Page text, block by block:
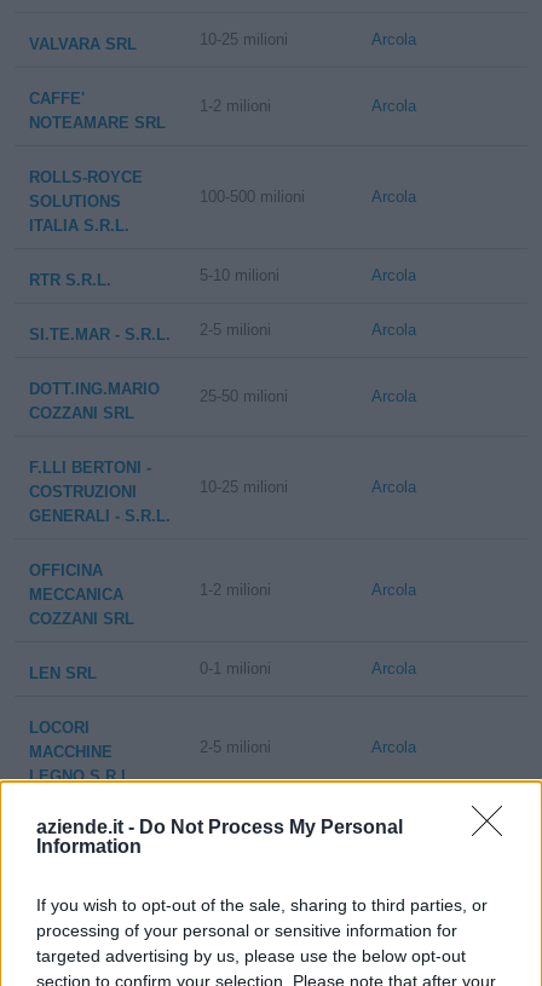
aziende.it - Do Not Process My Personal
Information
If you wish to opt-out of the sale, sharing to third parties, or
processing of your personal or sensitive information for
targeted advertising by us, please use the below opt-out
section to confirm your selection. Please note that after your
VALVARA SRL 10-25 milioni Arcola
CAFFE'
NOTEAMARE SRL
1-2 milioni Arcola
ROLLS-ROYCE
SOLUTIONS
ITALIA S.R.L.
100-500 milioni Arcola
RTR S.R.L. 5-10 milioni Arcola
SI.TE.MAR - S.R.L. 2-5 milioni Arcola
DOTT.ING.MARIO
COZZANI SRL
25-50 milioni Arcola
F.LLI BERTONI -
COSTRUZIONI
GENERALI - S.R.L.
10-25 milioni Arcola
OFFICINA
MECCANICA
COZZANI SRL
1-2 milioni Arcola
LEN SRL 0-1 milioni Arcola
LOCORI
MACCHINE
LEGNO S.R.L.
2-5 milioni Arcola
MULATTIERI
CREATIONS S.R.L.
2-5 milioni Sarzana
2 EMME SRL 2-5 milioni Arcola
ENERNAUTICA
5-10 milioni Arcola